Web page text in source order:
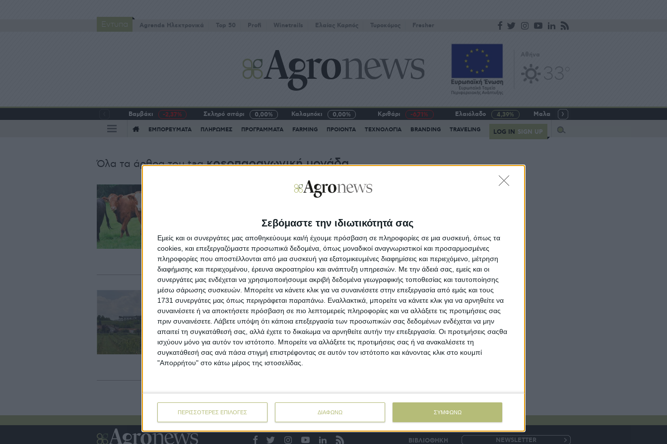
Σεβόμαστε την ιδιωτικότητά σας
Εμείς και οι συνεργάτες μας αποθηκεύουμε και/ή έχουμε πρόσβαση σε πληροφορίες σε μια συσκευή, όπως τα
cookies, και επεξεργαζόμαστε προσωπικά δεδομένα, όπως μοναδικοί αναγνωριστικοί και προσαρμοσμένες
πληροφορίες που αποστέλλονται από μια συσκευή για εξατομικευμένες διαφημίσεις και περιεχόμενο, μέτρηση
διαφήμισης και περιεχομένου, έρευνα ακροατηρίου και ανάπτυξη υπηρεσιών. Με την άδειά σας, εμείς και οι
συνεργάτες μας ενδέχεται να χρησιμοποιήσουμε ακριβή δεδομένα γεωγραφικής τοποθεσίας και ταυτοποίησης
μέσω σάρωσης συσκευών. Μπορείτε να κάνετε κλικ για να συναινέσετε στην επεξεργασία από εμάς και τους
1731 συνεργάτες μας όπως περιγράφεται παραπάνω. Εναλλακτικά, μπορείτε να κάνετε κλικ για να αρνηθείτε να
συναινέσετε ή να αποκτήσετε πρόσβαση σε πιο λεπτομερείς πληροφορίες και να αλλάξετε τις προτιμήσεις σας
πριν συναινέσετε. Λάβετε υπόψη ότι κάποια επεξεργασία των προσωπικών σας δεδομένων ενδέχεται να μην
απαιτεί τη συγκατάθεσή σας, αλλά έχετε το δικαίωμα να αρνηθείτε αυτήν την επεξεργασία. Οι προτιμήσεις σαςθα
ισχύουν μόνο για αυτόν τον ιστότοπο. Μπορείτε να αλλάξετε τις προτιμήσεις σας ή να ανακαλέσετε τη
συγκατάθεσή σας ανά πάσα στιγμή επιστρέφοντας σε αυτόν τον ιστότοπο και κάνοντας κλικ στο κουμπί
"Απορρήτου" στο κάτω μέρος της ιστοσελίδας.
ΠΕΡΙΣΣΟΤΕΡΕΣ ΕΠΙΛΟΓΕΣ ΔΙΑΦΩΝΩ ΣΥΜΦΩΝΩ
Έντυπα Agrenda Ηλεκτρονικά Top 50 Profi Winetrails Eλαίας Καρπός Τυροκόμος Fresher
Βαμβάκι -2,37% Σκληρό σιτάρι 0,00% Καλαμπόκι 0,00% Κριθάρι -6,71% Ελαιόλαδο 4,39% Μαλακό σιτάρι
ΕΜΠΟΡΕΥΜΑΤΑ ΠΛΗΡΩΜΕΣ ΠΡΟΓΡΑΜΜΑΤΑ FARMING ΠΡΟΙΟΝΤΑ ΤΕΧΝΟΛΟΓΙΑ BRANDING TRAVELING LOG IN SIGN UP
Όλα τα άρθρα του tagκρεοπαραγωγική μονάδα
28.11.23 - 15:12
«Κομμένη στα δύο» η παγκόσμια βιομηχανία
Μια «ιστορία δύο μερών» εξακολουθεί να είναι η παγκόσμια
βιομηχανία βοείου κρέατος, με τη συνεχιζόμενη ισχυρή
καταναλωτική ζήτηση να συνοδεύεται από μειωμένες
προμήθειες βοοειδών και βοείου κρέατος, και το αντίστροφο,
όπως διαπιστώνει η Rabobank.
Business 24.09.20 - 08:38
Βοσκοτόπια, θερμοκήπια και αμπέλια
πιάνουν θέση στον κάμπο του λιγνίτη
Στο «ραντάρ» ενδιαφερόμενων για επενδύσεις στον γεωργικό
και τον κτηνοτροφικό τομέα, που προοιωνίζονται πως ο
κλάδος, εν συνόλω, θα κληθεί να παίξει καίριο ρόλο στην
πορεία μετάβασης της περιοχής στη μεταλιγνιτική εποχή, έχει
μπει εσχάτως η Δυτική Μακεδονία.
ΒΙΒΛΙΟΘΗΚΗ